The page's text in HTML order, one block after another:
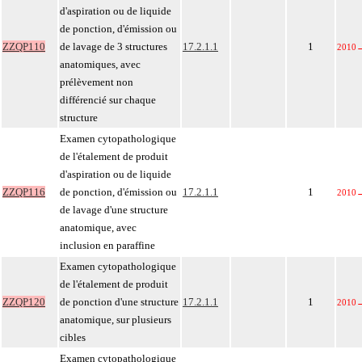
ZZQP110
d'aspiration ou de liquide
de ponction, d'émission ou
de lavage de 3 structures
anatomiques, avec
prélèvement non
différencié sur chaque
structure
17.2.1.1 1 2010
ZZQP116
Examen cytopathologique
de l'étalement de produit
d'aspiration ou de liquide
de ponction, d'émission ou
de lavage d'une structure
anatomique, avec
inclusion en paraffine
17.2.1.1 1 2010
ZZQP120
Examen cytopathologique
de l'étalement de produit
de ponction d'une structure
anatomique, sur plusieurs
cibles
17.2.1.1 1 2010
Examen cytopathologique